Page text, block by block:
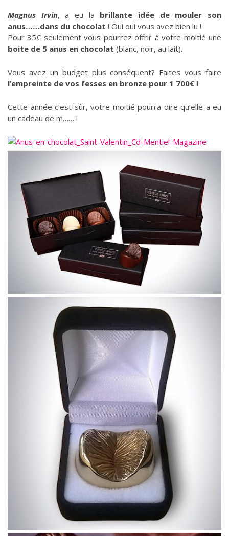
Magnus Irvin, a eu la brillante idée de mouler son
anus……dans du chocolat ! Oui oui vous avez bien lu !
Pour 35€ seulement vous pourrez offrir à votre moitié une
boite de 5 anus en chocolat (blanc, noir, au lait).
Vous avez un budget plus conséquent? Faites vous faire
l’empreinte de vos fesses en bronze pour 1 700€ !
Cette année c’est sûr, votre moitié pourra dire qu’elle a eu
un cadeau de m…… !